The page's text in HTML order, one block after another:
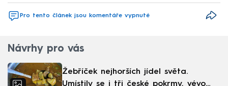
Pro tento článek jsou komentáře vypnuté
Návrhy pro vás
Žebříček nejhorších jídel světa.
Umístily se i tři české pokrmy, vévodí